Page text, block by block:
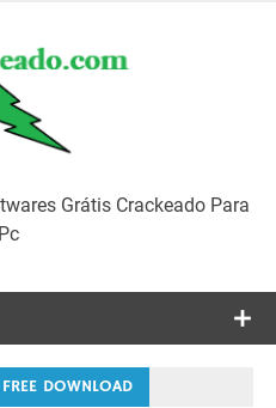
Grátis Crackeado Para
Pc
DOWNLOAD